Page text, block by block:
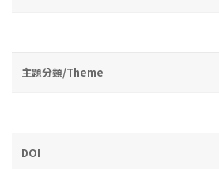
主題分類/Theme
DOI